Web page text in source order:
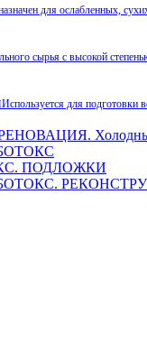
для ослабленных,
сырья с высокой
Используется для подготовки
Холодные
БОТОКС
ПОДЛОЖКИ
БОТОКС.